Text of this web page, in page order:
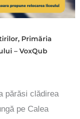
Primăria
– VoxQub
părăsi clădirea
pe Calea